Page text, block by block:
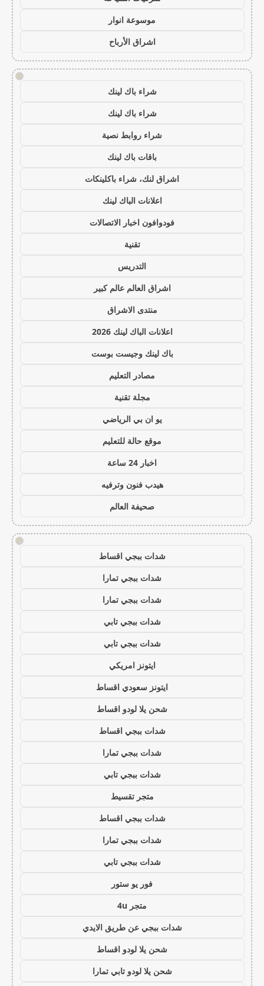
موسوعة انوار
اشراق الأرباح
!
شراء باك لينك
شراء باك لينك
شراء روابط نصية
باقات باك لينك
اشراق لنك، شراء باكلينكات
اعلانات الباك لينك
فودوافون اخبار الاتصالات
تقنية
التدريس
اشراق العالم عالم كبير
منتدى الاشراق
اعلانات الباك لينك 2026
باك لينك وجيست بوست
مصادر التعليم
مجلة تقنية
يو ان بي الرياضي
موقع حالة للتعليم
اخبار 24 ساعة
هيدب فنون وترفيه
صحيفة العالم
!
شدات ببجي اقساط
شدات ببجي تمارا
شدات ببجي تمارا
شدات ببجي تابي
شدات ببجي تابي
ايتونز امريكي
ايتونز سعودي اقساط
شحن يلا لودو اقساط
شدات ببجي اقساط
شدات ببجي تمارا
شدات ببجي تابي
متجر تقسيط
شدات ببجي اقساط
شدات ببجي تمارا
شدات ببجي تابي
فور يو ستور
متجر 4u
شدات ببجي عن طريق الايدي
شحن يلا لودو اقساط
شحن يلا لودو تابي تمارا